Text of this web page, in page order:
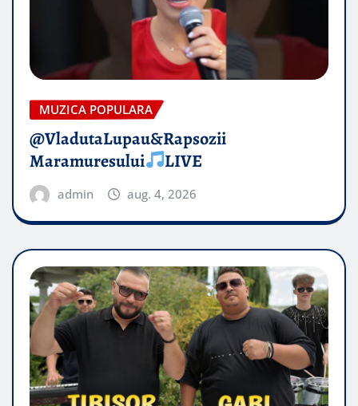
MUZICA POPULARA
@VladutaLupau&Rapsozii
Maramuresului
LIVE
admin aug. 4, 2026